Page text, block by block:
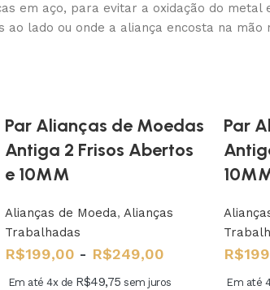
em aço, para evitar a oxidação do metal
ao lado ou onde a aliança encosta na
Par Alianças de Moedas
Antiga 2 Frisos Abertos
e 10MM
Alianças de Moeda, Alianças
Trabalhadas
R$199,00 - R$249,00
Em até 4x de R$49,75 sem juros
Par
R$
Em até